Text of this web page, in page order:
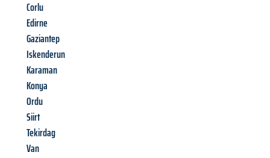
Corlu
Edirne
Gaziantep
Iskenderun
Karaman
Konya
Ordu
Siirt
Tekirdag
Van